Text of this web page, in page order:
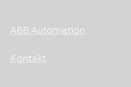
ABB Automation
Kontakt